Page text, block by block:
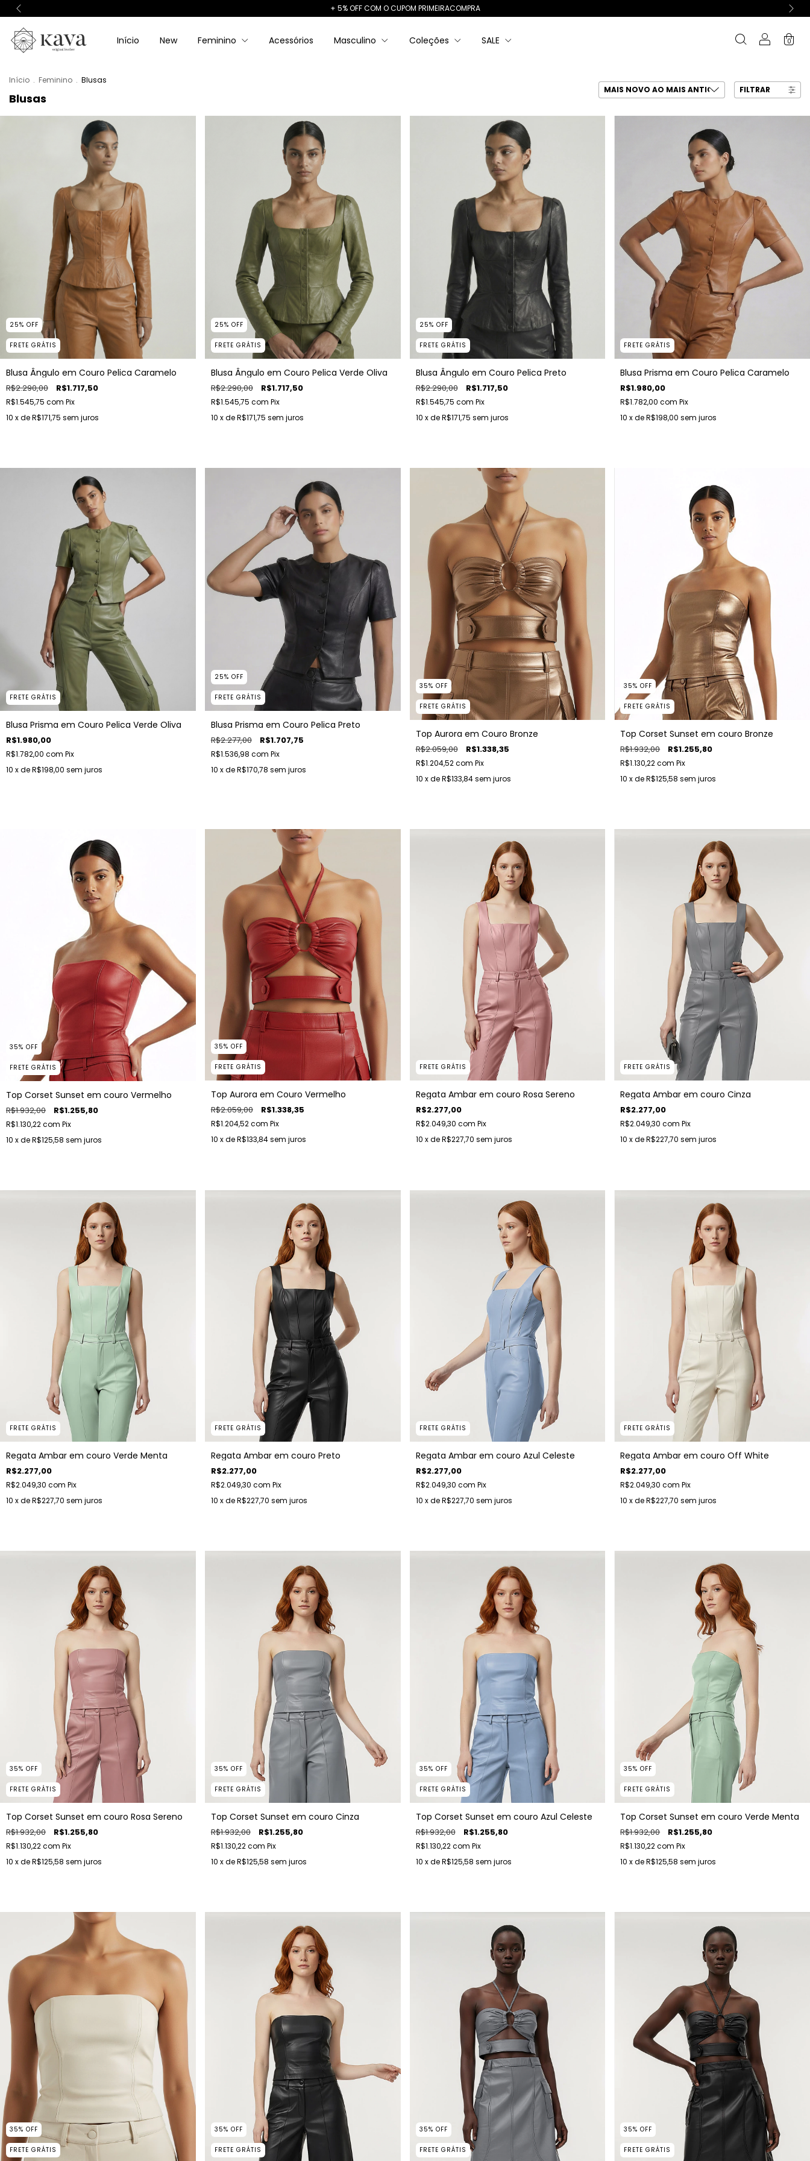
+ 5% OFF COM O CUPOM PRIMEIRACOMPRA
Início New Feminino Acessórios Masculino Coleções SALE 0
Início . Feminino . Blusas
Blusas
FILTRAR
25% OFF
FRETE GRÁTIS
Blusa Ângulo em Couro Pelica Caramelo
R$2.290,00 R$1.717,50
R$1.545,75 com Pix
10 x deR$171,75 sem juros
25% OFF
FRETE GRÁTIS
Blusa Ângulo em Couro Pelica Verde Oliva
R$2.290,00 R$1.717,50
R$1.545,75 com Pix
10 x deR$171,75 sem juros
25% OFF
FRETE GRÁTIS
Blusa Ângulo em Couro Pelica Preto
R$2.290,00 R$1.717,50
R$1.545,75 com Pix
10 x deR$171,75 sem juros
FRETE GRÁTIS
Blusa Prisma em Couro Pelica Caramelo
R$1.980,00
R$1.782,00com Pix
10 x deR$198,00 sem juros
FRETE GRÁTIS
Blusa Prisma em Couro Pelica Verde Oliva
R$1.980,00
R$1.782,00 com Pix
10 x deR$198,00 sem juros
25% OFF
FRETE GRÁTIS
Blusa Prisma em Couro Pelica Preto
R$2.277,00 R$1.707,75
R$1.536,98 com Pix
10 x deR$170,78 sem juros
35% OFF
FRETE GRÁTIS
Top Aurora em Couro Bronze
R$2.059,00 R$1.338,35
R$1.204,52com Pix
10 x deR$133,84 sem juros
35%OFF
FRETE GRÁTIS
Top Corset Sunset em couro Bronze
R$1.932,00 R$1.255,80
R$1.130,22com Pix
10 x deR$125,58 sem juros
35% OFF
FRETE GRÁTIS
Top Corset Sunset em couro Vermelho
R$1.932,00 R$1.255,80
R$1.130,22com Pix
10 x deR$125,58 sem juros
35% OFF
FRETE GRÁTIS
Top Aurora em Couro Vermelho
R$2.059,00 R$1.338,35
R$1.204,52com Pix
10 x deR$133,84sem juros
FRETE GRÁTIS
Regata Ambar em couro Rosa Sereno
R$2.277,00
R$2.049,30 com Pix
10 x deR$227,70 sem juros
FRETE GRÁTIS
Regata Ambar em couro Cinza
R$2.277,00
R$2.049,30com Pix
10 x deR$227,70 sem juros
FRETE GRÁTIS
Regata Ambar em couro Verde Menta
R$2.277,00
R$2.049,30 com Pix
10 x deR$227,70 sem juros
FRETE GRÁTIS
Regata Ambar em couro Preto
R$2.277,00
R$2.049,30 com Pix
10 x deR$227,70 sem juros
FRETE GRÁTIS
Regata Ambar em couro Azul Celeste
R$2.277,00
R$2.049,30 com Pix
10 x deR$227,70 sem juros
FRETE GRÁTIS
Regata Ambar em couro Off White
R$2.277,00
R$2.049,30com Pix
10 x deR$227,70 sem juros
35% OFF
FRETE GRÁTIS
Top Corset Sunset em couro Rosa Sereno
R$1.932,00 R$1.255,80
R$1.130,22com Pix
10 x deR$125,58 sem juros
35% OFF
FRETE GRÁTIS
Top Corset Sunset em couro Cinza
R$1.932,00 R$1.255,80
R$1.130,22com Pix
10 x deR$125,58 sem juros
35% OFF
FRETE GRÁTIS
Top Corset Sunset em couro Azul Celeste
R$1.932,00 R$1.255,80
R$1.130,22com Pix
10 x deR$125,58 sem juros
35%OFF
FRETE GRÁTIS
Top Corset Sunset em couro Verde Menta
R$1.932,00 R$1.255,80
R$1.130,22com Pix
10 x deR$125,58 sem juros
35% OFF
FRETE GRÁTIS
35% OFF
FRETE GRÁTIS
35% OFF
FRETE GRÁTIS
35%OFF
FRETE GRÁTIS